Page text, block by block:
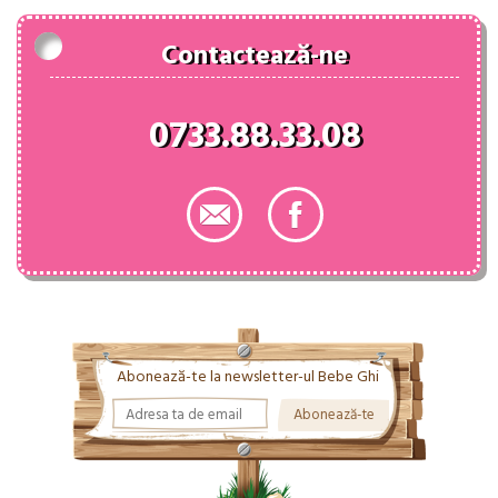
Contactează-ne
0733.88.33.08
Abonează-te la newsletter-ul Bebe Ghi